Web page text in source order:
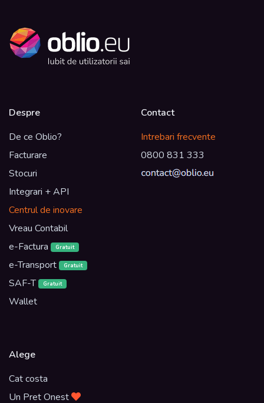
Despre
De ce Oblio?
Facturare
Stocuri
Integrari + API
Centrul de inovare
Vreau Contabil
e-Factura
Gratuit
e-Transport Gratuit
SAF-T Gratuit
Wallet
Contact
Intrebari frecvente
0800 831 333
Alege
Cat costa
Un Pret Onest